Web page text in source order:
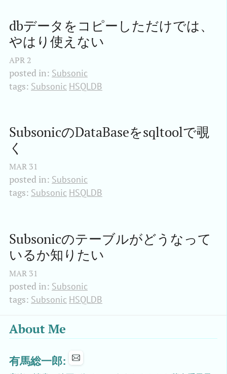
dbデータをコピーしただけでは、
やはり使えない
APR 2
posted in: Subsonic
tags: Subsonic HSQLDB
SubsonicのDataBaseをsqltoolで覗
く
MAR 31
posted in: Subsonic
tags: Subsonic HSQLDB
Subsonicのテーブルがどうなって
いるか知りたい
MAR 31
posted in: Subsonic
tags: Subsonic HSQLDB
About Me
有馬総一郎: